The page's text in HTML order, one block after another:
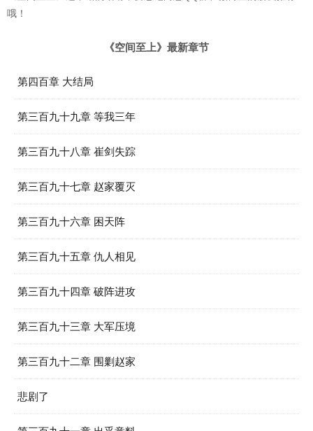
哦！
《空间至上》最新章节
第四百章 大结局
第三百九十九章 等我三年
第三百九十八章 崔剑失踪
第三百九十七章 赵家覆灭
第三百九十六章 困天阵
第三百九十五章 仇人相见
第三百九十四章 破阵进攻
第三百九十三章 大军压境
第三百九十二章 围剿赵家
悲剧了